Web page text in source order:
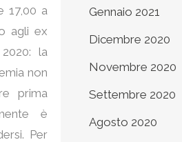
17,00 a
agli ex
la
non
prima
è
Per
Gennaio 2021
Dicembre 2020
Novembre 2020
Settembre 2020
Agosto 2020